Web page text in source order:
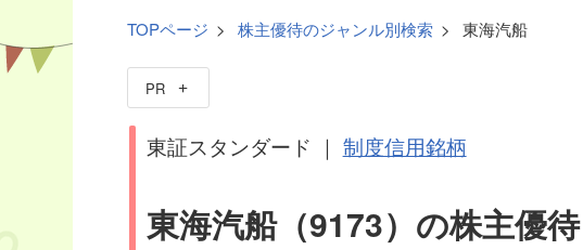
TOPページ 株主優待のジャンル別検索 東海汽船
PR
東証スタンダード ｜ 制度信用銘柄
東海汽船（9173）の株主優